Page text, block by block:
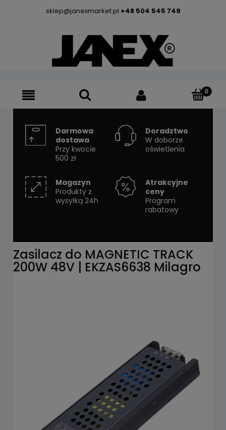
sklep@janexmarket.pl +48 504 545 749
Darmowa
dostawa
Przy kwocie
500 zł
Doradztwo
W doborze
oświetlenia
Magazyn
Produkty z
wysyłką 24h
Atrakcyjne
ceny
Program
rabatowy
Zasilacz do MAGNETIC TRACK
200W 48V | EKZAS6638 Milagro